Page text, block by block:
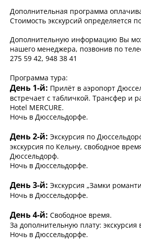
Дополнительная программа
Стоимость экскурсий определяется
Дополнительную информацию Вы
нашего менеджера, позвонив по
275 59 42, 948 38 41
Программа тура:
День 1-й: Прилёт в аэропорт
встречает с табличкой. Трансфер и
Hotel MERCURE.
Ночь в Дюссельдорфе.
День 2-й: Экскурсия по
экскурсия по Кельну, свободное
Дюссельдорф.
Ночь в Дюссельдорфе.
День 3-й: Экскурсия „Замки
Ночь в Дюссельдорфе.
День 4-й: Свободное время.
За дополнительную плату: экскурсия
Ночь в Дюссельдорфе.